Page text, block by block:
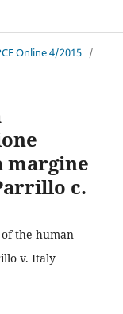
Online 4/2015 /
margine
c.
the human
v. Italy